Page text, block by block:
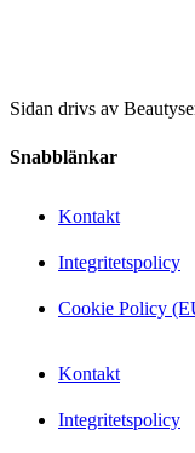
Sidan drivs av
Snabblänkar
Kontakt
Integritetspolicy
Cookie Policy
Kontakt
Integritetspolicy